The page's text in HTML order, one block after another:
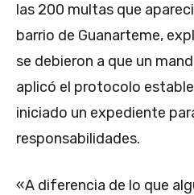
las 200 multas que
barrio de Guanarteme,
se debieron a que un
aplicó el protocolo
iniciado un expediente
responsabilidades.
«A diferencia de lo que